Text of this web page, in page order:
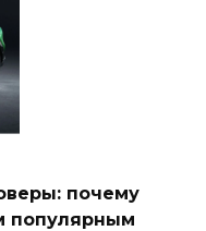
почему
популярным